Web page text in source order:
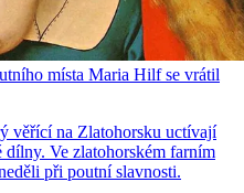
místa Maria Hilf se vrátil
věřící na Zlatohorsku uctívají
dílny. Ve zlatohorském farním
při poutní slavnosti.